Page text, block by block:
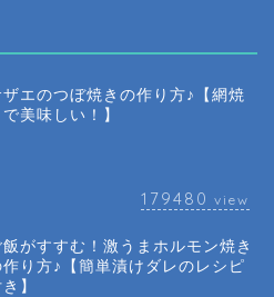
ザエのつぼ焼きの作り方♪【網焼
で美味しい！】
179480 view
飯がすすむ！激うまホルモン焼き
作り方♪【簡単漬けダレのレシピ
】